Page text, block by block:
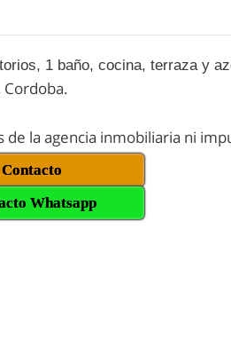
1 baño, cocina, terraza y
la agencia inmobiliaria ni
Contacto
Whatsapp